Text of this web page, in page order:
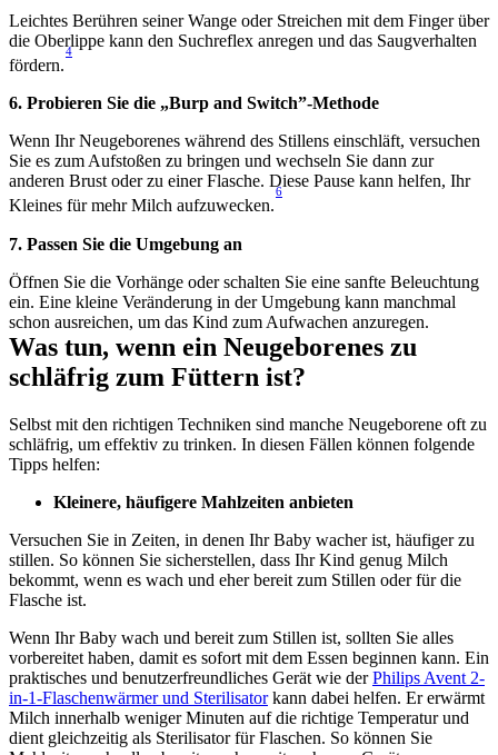
Leichtes Berühren seiner Wange oder Streichen mit dem Finger über
die Oberlippe kann den Suchreflex anregen und das Saugverhalten
fördern.
4
6. Probieren Sie die „Burp and Switch”-Methode
Wenn Ihr Neugeborenes während des Stillens einschläft, versuchen
Sie es zum Aufstoßen zu bringen und wechseln Sie dann zur
anderen Brust oder zu einer Flasche. Diese Pause kann helfen, Ihr
Kleines für mehr Milch aufzuwecken.
6
7. Passen Sie die Umgebung an
Öffnen Sie die Vorhänge oder schalten Sie eine sanfte Beleuchtung
ein. Eine kleine Veränderung in der Umgebung kann manchmal
schon ausreichen, um das Kind zum Aufwachen anzuregen.
Was tun, wenn ein Neugeborenes zu
schläfrig zum Füttern ist?
Selbst mit den richtigen Techniken sind manche Neugeborene oft zu
schläfrig, um effektiv zu trinken. In diesen Fällen können folgende
Tipps helfen:
Kleinere, häufigere Mahlzeiten anbieten
Versuchen Sie in Zeiten, in denen Ihr Baby wacher ist, häufiger zu
stillen. So können Sie sicherstellen, dass Ihr Kind genug Milch
bekommt, wenn es wach und eher bereit zum Stillen oder für die
Flasche ist.
Wenn Ihr Baby wach und bereit zum Stillen ist, sollten Sie alles
vorbereitet haben, damit es sofort mit dem Essen beginnen kann. Ein
praktisches und benutzerfreundliches Gerät wie der Philips Avent 2-
in-1-Flaschenwärmer und Sterilisator kann dabei helfen. Er erwärmt
Milch innerhalb weniger Minuten auf die richtige Temperatur und
dient gleichzeitig als Sterilisator für Flaschen. So können Sie